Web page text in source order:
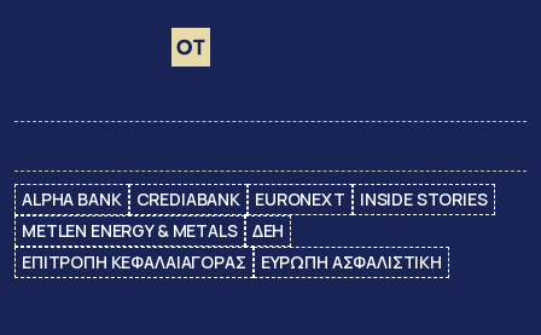
ALPHA BANK CREDIABANK EURONEXT
INSIDE STORIES
METLEN ENERGY & METALS
ΔΕΗ
ΕΠΙΤΡΟΠΗ ΚΕΦΑΛΑΙΑΓΟΡΑΣ
ΕΥΡΩΠΗ ΑΣΦΑΛΙΣΤΙΚΗ